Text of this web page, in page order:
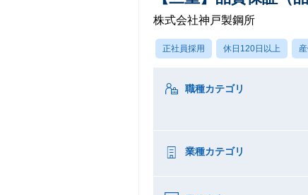
株式会社神戸製鋼所
正社員採用 休日120日以上
職種カテゴリ
業種カテゴリ